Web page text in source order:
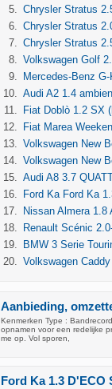
Chrysler Stratus
Chrysler Stratus
Chrysler Stratus
Volkswagen Golf
Mercedes-Benz
Audi A2 1.4
Fiat Doblò 1.2 SX
Fiat Marea
Volkswagen New
Volkswagen New
Audi A8 3.7
Ford Ka Ford Ka
Nissan Almera 1.8
Renault Scénic
BMW 3 Serie
Volkswagen
Aanbieding,
Kenmerken Type :
opnamen voor een redelijke
me op. Vol sporen,
Ford Ka 1.3